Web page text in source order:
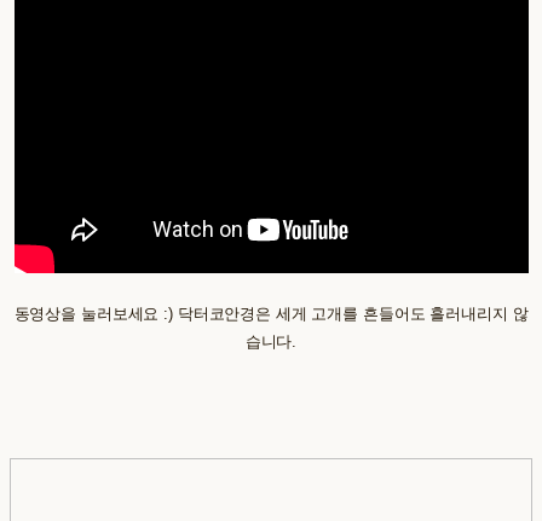
동영상을 눌러보세요 :) 닥터코안경은 세게 고개를 흔들어도 흘러내리지 않
습니다.